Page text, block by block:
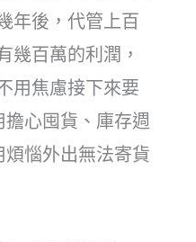
年後，代管上百
幾百萬的利潤，
用焦慮接下來要
心囤貨、庫存週
惱外出無法寄貨